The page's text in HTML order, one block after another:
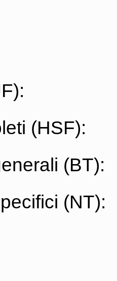
(HSF):
(BT):
(NT):